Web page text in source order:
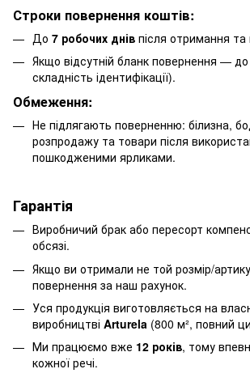
Строки повернення коштів:
До 7 робочих днів після отримання та
Якщо відсутній бланк повернення — до
складність ідентифікації).
Обмеження:
Не підлягають поверненню: білизна,
розпродажу та товари після
пошкодженими ярликами.
Гарантія
Виробничий брак або пересорт
обсязі.
Якщо ви отримали не той розмір/
повернення за наш рахунок.
Уся продукція виготовляється на
виробництві Arturela (800 м², повний
Ми працюємо вже 12 років, тому
кожної речі.